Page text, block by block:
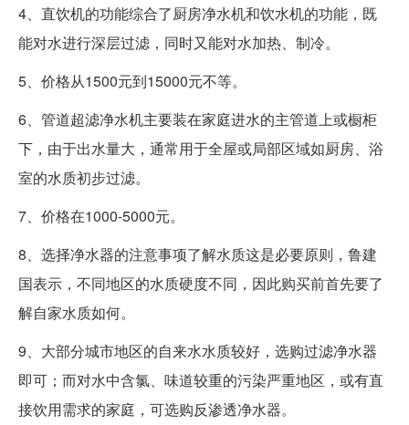
4、直饮机的功能综合了厨房净水机和饮水机的功能，既
能对水进行深层过滤，同时又能对水加热、制冷。
5、价格从1500元到15000元不等。
6、管道超滤净水机主要装在家庭进水的主管道上或橱柜
下，由于出水量大，通常用于全屋或局部区域如厨房、浴
室的水质初步过滤。
7、价格在1000-5000元。
8、选择净水器的注意事项了解水质这是必要原则，鲁建
国表示，不同地区的水质硬度不同，因此购买前首先要了
解自家水质如何。
9、大部分城市地区的自来水水质较好，选购过滤净水器
即可；而对水中含氯、味道较重的污染严重地区，或有直
接饮用需求的家庭，可选购反渗透净水器。